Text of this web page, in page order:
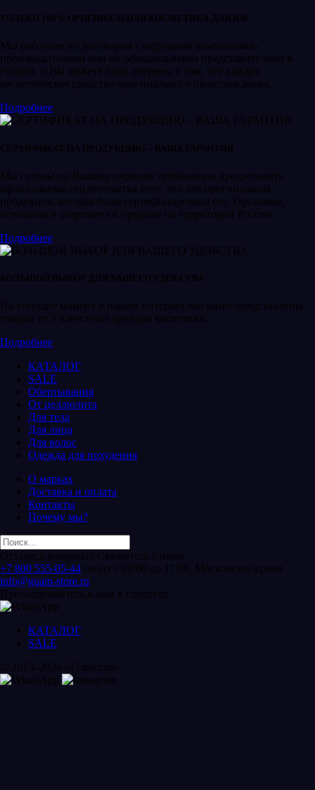
ТОЛЬКО 100% ОРИГИНАЛЬНАЯ КОСМЕТИКА ДЛЯ ВАС
Мы работаем по договорам с ведущими компаниями-
производителями или их официальными представителями в
России, и Вы можете быть уверены в том, что каждое
косметическое средство оригинального происхождения.
Подробнее
СЕРТИФИКАТ НА ПРОДУКЦИЮ – ВАША ГАРАНТИЯ
Мы готовы по Вашему первому требованию предоставить
официальные свидетельства того, что это оригинальная
продукция, которая была сертифицирована гос. Органами,
безопасна и разрешена к продаже на территории России
Подробнее
БОЛЬШОЙ ВЫБОР ДЛЯ ВАШЕГО УДОБСТВА
На текущие момент в нашем интернет-магазине представлены
товары от 3 известных брендов косметики.
Подробнее
КАТАЛОГ
SALE
Обертывания
От целлюлита
Для тела
Для лица
Для волос
Одежда для похудения
О марках
Доставка и оплата
Контакты
Почему мы?
Остались вопросы? Свяжитесь с нами
+7 800 555-05-44 пн-пт с 09:00 до 17:00, Московское время
info@guam-store.ru
Присоединяйтесь к нам в соцсетях
КАТАЛОГ
SALE
© 2013–2026 «Гуамстор»